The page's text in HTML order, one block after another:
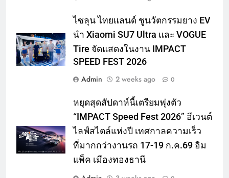
ไซลุน ไทยแลนด์ ชูนวัตกรรมยาง EV
นำ Xiaomi SU7 Ultra และ VOGUE
Tire จัดแสดงในงาน IMPACT
SPEED FEST 2026
Admin
2 weeks ago 0
หยุดสุดสัปดาห์นี้เตรียมพุ่งตัว
“IMPACT Speed Fest 2026” อีเวนต์
ไลฟ์สไตล์แห่งปี เทศกาลความเร็ว
ที่มากกว่างานรถ 17-19 ก.ค.69 อิม
แพ็ค เมืองทองธานี